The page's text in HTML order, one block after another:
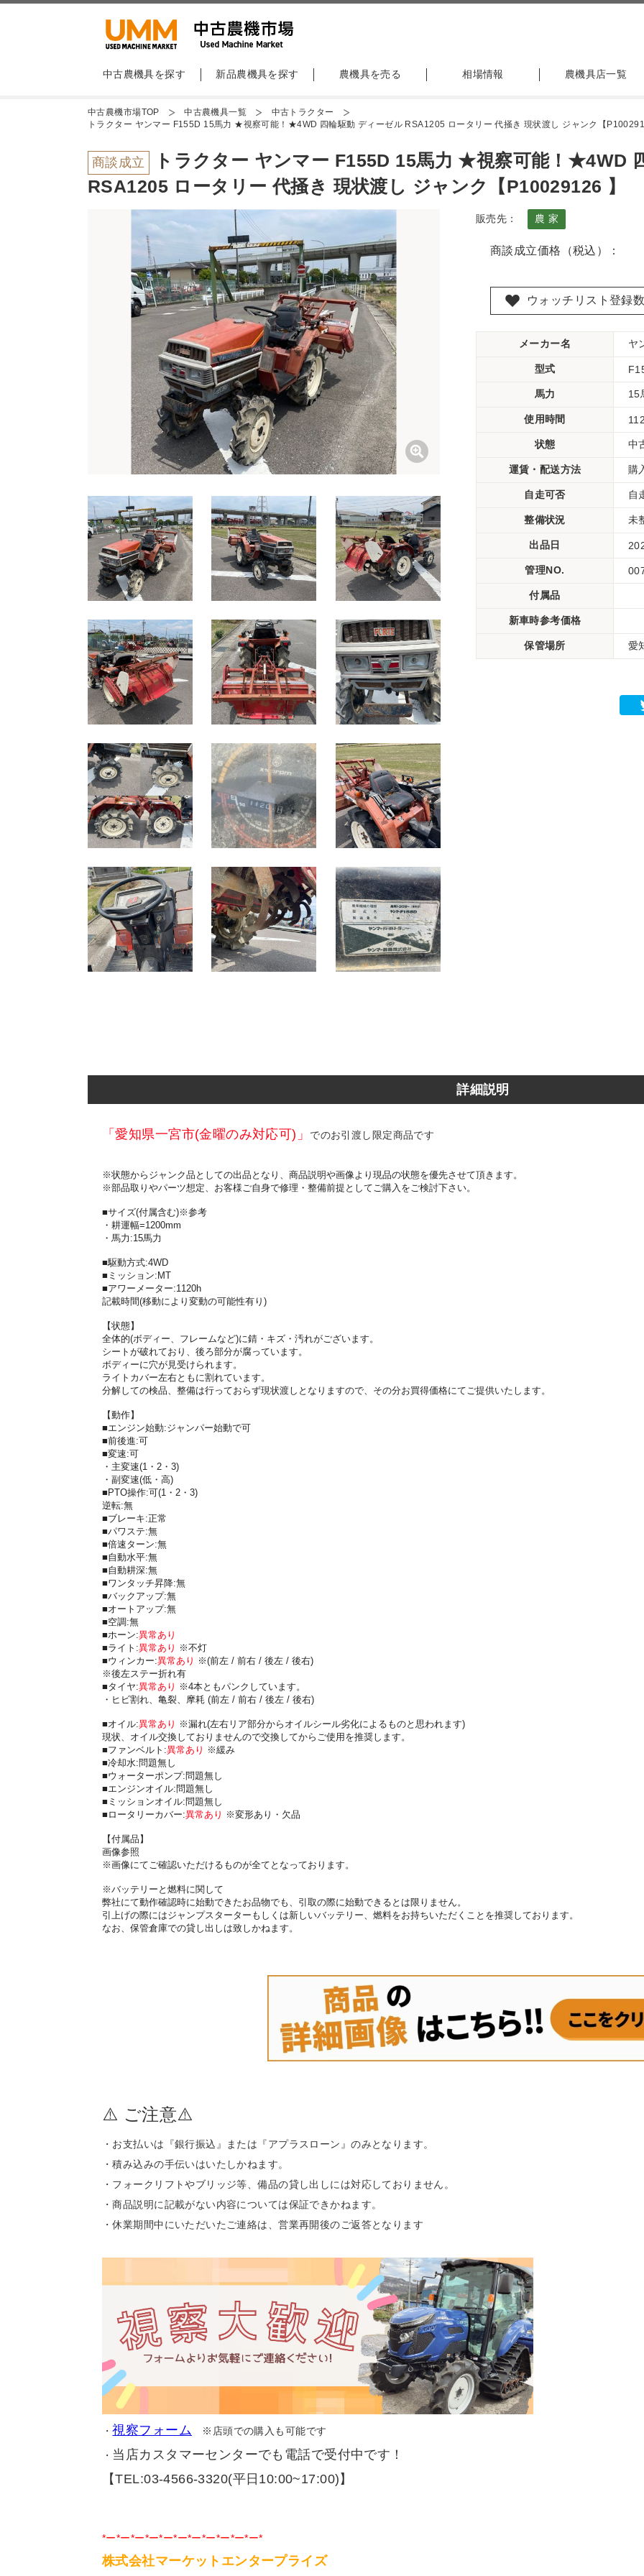
中古農機具を探す 新品農機具を探す 農機具を売る 相場情報 農機具店一覧
中古農機市場TOP 中古農機具一覧
中古トラクター
トラクター ヤンマー F155D 15馬力 ★視察可能！★4WD 四輪駆動 ディーゼル RSA1205 ロータリー 代掻き 現状渡し ジャンク【
商談成立
トラクター ヤンマー F155D 15馬力 ★視察可能！★4WD
RSA1205 ロータリー 代掻き 現状渡し ジャンク【P10029126 】
販売先： 農 家
商談成立価格（税込）：
ウォッチリスト登録数
メーカー名 ヤ
型式
馬力 15
使用時間
状態 中
運賃・配送方法 購
自走可否 自
整備状況 未
出品日
管理NO.
付属品
新車時参考価格
保管場所 愛
詳細説明
「愛知県一宮市(金曜のみ対応可)」 でのお引渡し限定商品です
※状態からジャンク品としての出品となり、商品説明や画像より現品の状態を優先させて頂きます。
※部品取りやパーツ想定、お客様ご自身で修理・整備前提としてご購入をご検討下さい。
■サイズ(付属含む)※参考
・耕運幅=1200mm
・馬力:15馬力
■駆動方式:4WD
■ミッション:MT
■アワーメーター:1120h
記載時間(移動により変動の可能性有り)
【状態】
全体的(ボディー、フレームなど)に錆・キズ・汚れがございます。
シートが破れており、後ろ部分が腐っています。
ボディーに穴が見受けられます。
ライトカバー左右ともに割れています。
分解しての検品、整備は行っておらず現状渡しとなりますので、その分お買得価格にてご提供いたします。
【動作】
■エンジン始動:ジャンパー始動で可
■前後進:可
■変速:可
・主変速(1・2・3)
・副変速(低・高)
■PTO操作:可(1・2・3)
逆転:無
■ブレーキ:正常
■パワステ:無
■倍速ターン:無
■自動水平:無
■自動耕深:無
■ワンタッチ昇降:無
■バックアップ:無
■オートアップ:無
■空調:無
■ホーン:異常あり
■ライト:異常あり ※不灯
■ウィンカー:異常あり ※(前左 / 前右 / 後左 / 後右)
※後左ステー折れ有
■タイヤ:異常あり ※4本ともパンクしています。
・ヒビ割れ、亀裂、摩耗 (前左 / 前右 / 後左 / 後右)
■オイル:異常あり ※漏れ(左右リア部分からオイルシール劣化によるものと思われます)
現状、オイル交換しておりませんので交換してからご使用を推奨します。
■ファンベルト:異常あり ※緩み
■冷却水:問題無し
■ウォーターポンプ:問題無し
■エンジンオイル:問題無し
■ミッションオイル:問題無し
■ロータリーカバー:異常あり ※変形あり・欠品
【付属品】
画像参照
※画像にてご確認いただけるものが全てとなっております。
※バッテリーと燃料に関して
弊社にて動作確認時に始動できたお品物でも、引取の際に始動できるとは限りません。
引上げの際にはジャンプスターターもしくは新しいバッテリー、燃料をお持ちいただくことを推奨しております。
なお、保管倉庫での貸し出しは致しかねます。
⚠️ ご注意⚠️
・お支払いは『銀行振込』または『アプラスローン』のみとなります。
・積み込みの手伝いはいたしかねます。
・フォークリフトやブリッジ等、備品の貸し出しには対応しておりません。
・商品説明に記載がない内容については保証できかねます。
・休業期間中にいただいたご連絡は、営業再開後のご返答となります
・視察フォーム ※店頭での購入も可能です
・ 当店カスタマーセンターでも電話で受付中です！
【TEL:03-4566-3320(平日10:00~17:00)】
*ー*ー*ー*ー*ー*ー*ー*ー*ー*ー*ー*
株式会社マーケットエンタープライズ